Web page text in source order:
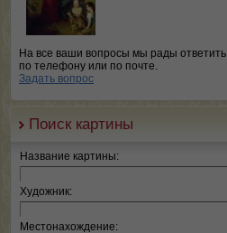
На все ваши вопросы мы рады ответить
по телефону или по почте.
Задать вопрос
Поиск картины
Название картины:
Художник:
Местонахождение: